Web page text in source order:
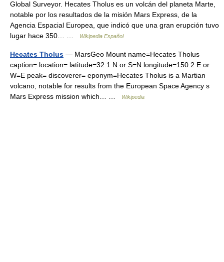
Global Surveyor. Hecates Tholus es un volcán del planeta Marte,
notable por los resultados de la misión Mars Express, de la
Agencia Espacial Europea, que indicó que una gran erupción tuvo
lugar hace 350… …
Wikipedia Español
Hecates Tholus — MarsGeo Mount name=Hecates Tholus
caption= location= latitude=32.1 N or S=N longitude=150.2 E or
W=E peak= discoverer= eponym=Hecates Tholus is a Martian
volcano, notable for results from the European Space Agency s
Mars Express mission which… …
Wikipedia